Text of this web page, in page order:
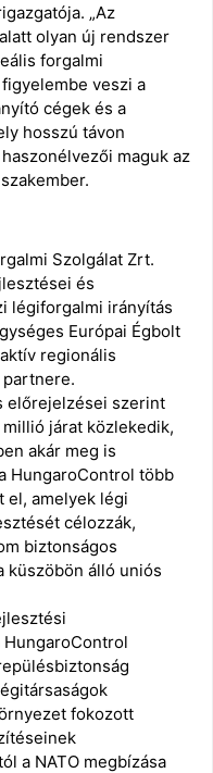
„Az
olyan új rendszer
forgalmi
veszi a
cégek és a
hosszú távon
maguk az
Szolgálat Zrt.
és
légiforgalmi irányítás
Európai Égbolt
regionális
előrejelzései szerint
járat közlekedik,
akár meg is
HungaroControl több
el, amelyek légi
célozzák,
biztonságos
küszöbön álló uniós
HungaroControl
fokozott
a NATO megbízása